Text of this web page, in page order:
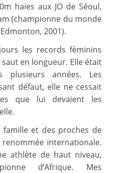
haies aux JO de Séoul,
(championne du monde
2001).
les records féminins
en longueur. Elle était
plusieurs années. Les
défaut, elle ne cessait
que lui devaient les
famille et des proches de
internationale.
athlète de haut niveau,
d’Afrique. Mes